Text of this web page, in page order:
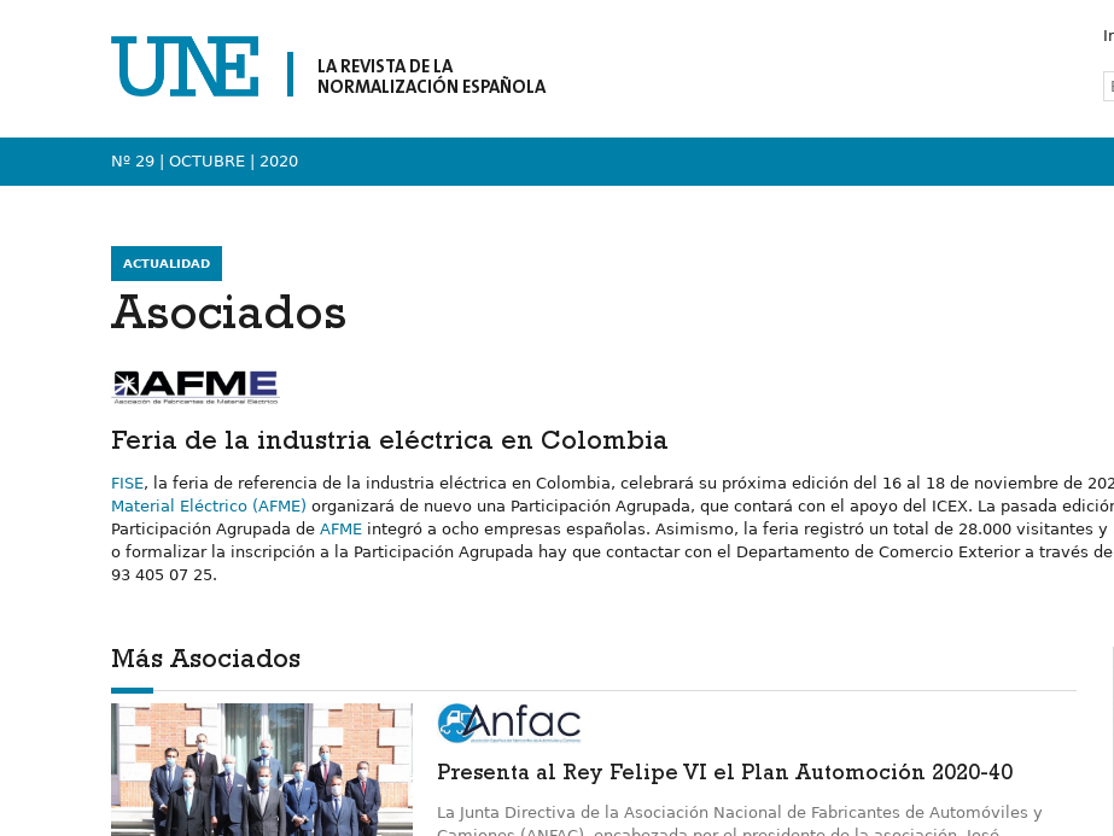
LA REVISTA DE LA
NORMALIZACIÓN ESPAÑOLA
Nº 29 | OCTUBRE | 2020
ACTUALIDAD
Asociados
Feria de la industria eléctrica en Colombia
FISE, la feria de referencia de la industria eléctrica en Colombia, celebrará su próxima edición del 16 al 18 de noviembre de
Material Eléctrico (AFME) organizará de nuevo una Participación Agrupada, que contará con el apoyo del ICEX. La pasada
Participación Agrupada de AFME integró a ocho empresas españolas. Asimismo, la feria registró un total de 28.000 visitantes
o formalizar la inscripción a la Participación Agrupada hay que contactar con el Departamento de Comercio Exterior a través
93 405 07 25.
Más Asociados
Presenta al Rey Felipe VI el Plan Automoción 2020-40
La Junta Directiva de la Asociación Nacional de Fabricantes de Automóviles y